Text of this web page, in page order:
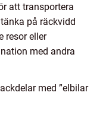
att transportera
på räckvidd
resor eller
med andra
med ”elbilar